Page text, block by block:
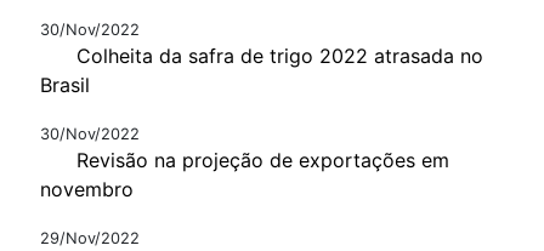
30/Nov/2022
Colheita da safra de trigo 2022 atrasada no
Brasil
30/Nov/2022
Revisão na projeção de exportações em
novembro
29/Nov/2022